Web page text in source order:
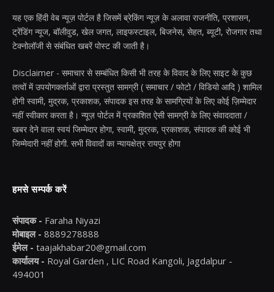
यह एक हिंदी वेब न्यूज़ पोर्टल है जिसमें ब्रेकिंग न्यूज़ के अलावा राजनीति, प्रशासन,
ट्रेंडिंग न्यूज, बॉलीवुड, खेल जगत, लाइफस्टाइल, बिजनेस, सेहत, ब्यूटी, रोजगार तथा
टेक्नोलॉजी से संबंधित खबरें पोस्ट की जाती है।
Disclaimer - समाचार से सम्बंधित किसी भी तरह के विवाद के लिए साइट के कुछ
तत्वों में उपयोगकर्ताओं द्वारा प्रस्तुत सामग्री ( समाचार / फोटो / विडियो आदि ) शामिल
होगी स्वामी, मुद्रक, प्रकाशक, संपादक इस तरह के सामग्रियों के लिए कोई ज़िम्मेदार
नहीं स्वीकार करता है। न्यूज़ पोर्टल में प्रकाशित ऐसी सामग्री के लिए संवाददाता /
खबर देने वाला स्वयं जिम्मेदार होगा, स्वामी, मुद्रक, प्रकाशक, संपादक की कोई भी
जिम्मेदारी नहीं होगी. सभी विवादों का न्यायक्षेत्र रायपुर होगा
हमसे सम्पर्क करें
संपादक - Faraha Niyazi
मोबाइल - 8889278888
ईमेल - taajakhabar20@gmail.com
कार्यालय - Royal Garden , LIC Road Kangoli, Jagdalpur -
494001